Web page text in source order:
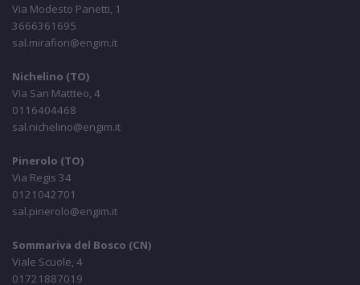
Via Modesto Panetti, 1
3666361695
sal.mirafiori@engim.it
Nichelino (TO)
Via San Mattteo, 4
0116404468
sal.nichelino@engim.it
Pinerolo (TO)
Via Regis 34
0121042701
sal.pinerolo@engim.it
Sommariva del Bosco (CN)
Viale Scuole, 4
01721887019